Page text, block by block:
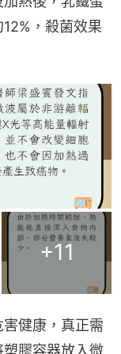
，殺菌效果
+11
健康，真正需
膠容器放入微